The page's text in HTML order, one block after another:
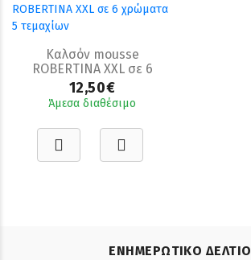
Καλσόν mousse
ROBERTINA XXL σε 6
χρώματα 5 τεμαχίων
12,50€
Άμεσα διαθέσιμο
ΕΝΗΜΕΡΩΤΙΚΟ ΔΕΛΤΙΟ